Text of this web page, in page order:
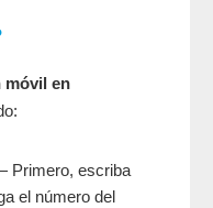
móvil en
Primero, escriba
el número del